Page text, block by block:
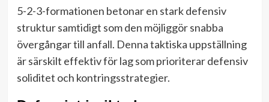
5-2-3-formationen betonar en stark defensiv
struktur samtidigt som den möjliggör snabba
övergångar till anfall. Denna taktiska uppställning
är särskilt effektiv för lag som prioriterar defensiv
soliditet och kontringsstrategier.